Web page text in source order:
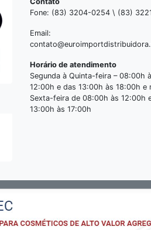
Fone: (83) 3204-0254 \ (83)
Email:
Horário de atendimento
Segunda à Quinta-feira – 08:00h
12:00h e das 13:00h às 18:00h e
Sexta-feira de 08:00h às 12:00h
13:00h às 17:00h